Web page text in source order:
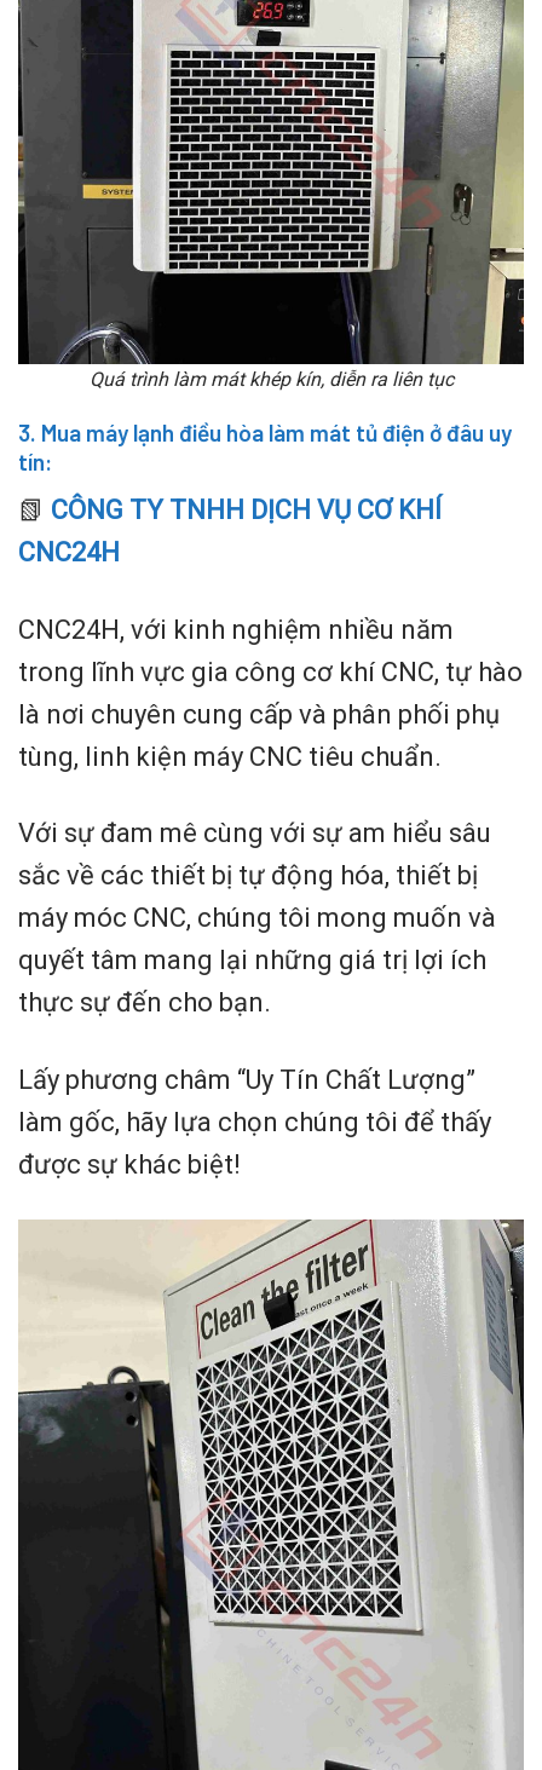
Quá trình làm mát khép kín, diễn ra liên tục
3. Mua máy lạnh điều hòa làm mát tủ điện ở đâu uy
tín:
📗 CÔNG TY TNHH DỊCH VỤ CƠ KHÍ
CNC24H
CNC24H, với kinh nghiệm nhiều năm
trong lĩnh vực gia công cơ khí CNC, tự hào
là nơi chuyên cung cấp và phân phối phụ
tùng, linh kiện máy CNC tiêu chuẩn.
Với sự đam mê cùng với sự am hiểu sâu
sắc về các thiết bị tự động hóa, thiết bị
máy móc CNC, chúng tôi mong muốn và
quyết tâm mang lại những giá trị lợi ích
thực sự đến cho bạn.
Lấy phương châm “Uy Tín Chất Lượng”
làm gốc, hãy lựa chọn chúng tôi để thấy
được sự khác biệt!